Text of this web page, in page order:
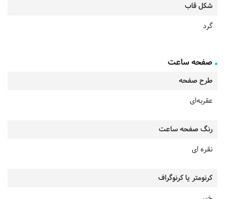
شکل قاب
گرد
صفحه ساعت
طرح صفحه
عقربه‌ای
رنگ صفحه ساعت
نقره ای
کرنومتر یا کرنوگراف